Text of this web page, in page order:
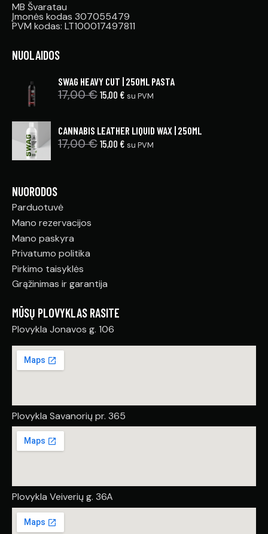
MB Švaratau
Įmonės kodas 307055479
PVM kodas: LT100017497811
NUOLAIDOS
SWAG HEAVY CUT | 250ML PASTA
17,00€ 15,00 € su PVM
CANNABIS LEATHER LIQUID WAX | 250ML
17,00€ 15,00 € su PVM
NUORODOS
Parduotuvė
Mano rezervacijos
Mano paskyra
Privatumo politika
Pirkimo taisyklės
Grąžinimas ir garantija
MŪSŲ PLOVYKLAS RASITE
Plovykla Jonavos g. 106
Plovykla Savanorių pr. 365
Plovykla Veiverių g. 36A